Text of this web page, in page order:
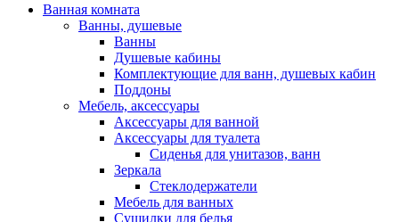
Ванная комната
Ванны, душевые
Ванны
Душевые кабины
Комплектующие для ванн, душевых кабин
Поддоны
Мебель, аксессуары
Аксессуары для ванной
Аксессуары для туалета
Сиденья для унитазов, ванн
Зеркала
Стеклодержатели
Мебель для ванных
Сушилки для белья